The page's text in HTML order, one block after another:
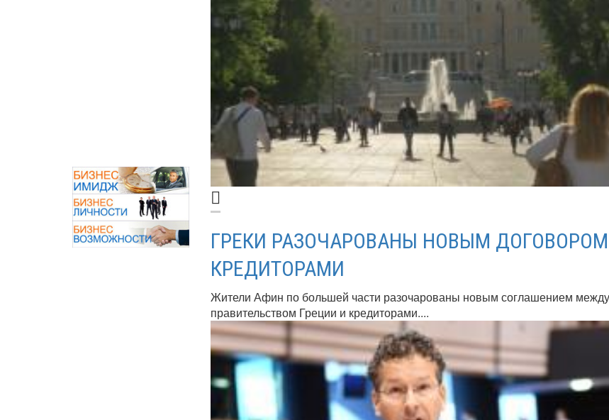
ГРЕКИ РАЗОЧАРОВАНЫ НОВЫМ
КРЕДИТОРАМИ
Жители Афин по большей части разочарованы новым соглашением между
правительством Греции и кредиторами....